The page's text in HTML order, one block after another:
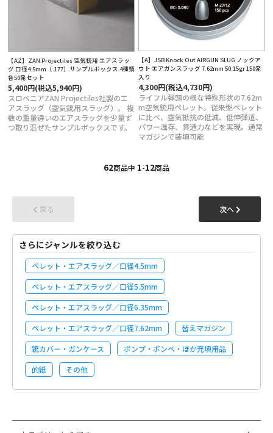
【AZ】ZAN Projectiles 空気銃用 エアスラッ
グ 口径4.5mm（.177）サンプルボックス 4種類
各50発セット
5,400円(税込5,940円)
スロベニアZAN Projectiles社製のエ
アスラッグ（空気銃用スラッグ）。 複
数の重量違いのエアスラッグを少量ず
つ取り混ぜたサンプルボックスです。
【A】JSB Knock Out AIRGUN SLUG ノックア
ウト エアガンスラッグ 7.62mm 50.15gr 150発
入り
4,300円(税込4,730円)
ライフル弾頭の様な特殊形状の7.62m
m空気銃用ペレット。従来型ペレット
に比べ、空気抵抗の低減、低伸弾道、
パワー温存、貫通力などを実現。通常
マガジンで装填可能
62商品中 1-12商品
戻る 次へ
さらにジャンルを絞り込む
ペレット・エアスラッグ／口径4.5mm
ペレット・エアスラッグ／口径5.5mm
ペレット・エアスラッグ／口径6.35mm
ペレット・エアスラッグ／口径7.62mm
替えマガジン
銃カバー・ガンケース
ポンプ・ボンベ・ほか充填用品
的紙
その他